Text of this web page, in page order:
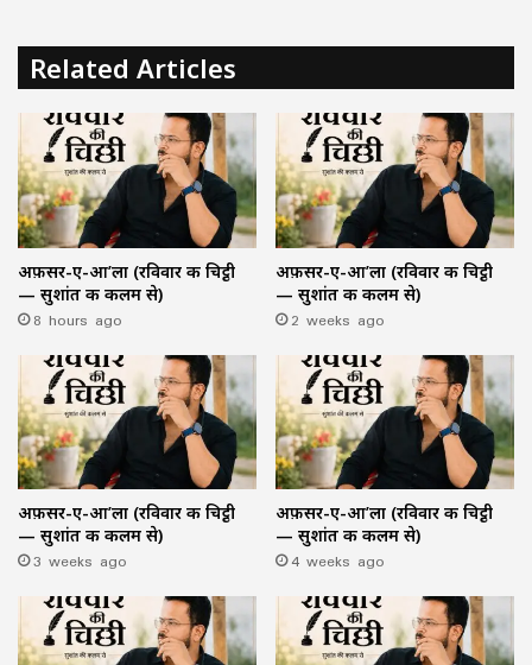
Related Articles
अफ़सर-ए-आ’ला (रविवार की चिट्ठी
— सुशांत की कलम से)
8 hours ago
अफ़सर-ए-आ’ला (रविवार की चिट्ठी
— सुशांत की कलम से)
2 weeks ago
अफ़सर-ए-आ’ला (रविवार की चिट्ठी
— सुशांत की कलम से)
3 weeks ago
अफ़सर-ए-आ’ला (रविवार की चिट्ठी
— सुशांत की कलम से)
4 weeks ago